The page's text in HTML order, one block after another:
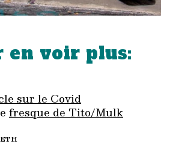
en voir plus:
sur le Covid
fresque de Tito/Mulk